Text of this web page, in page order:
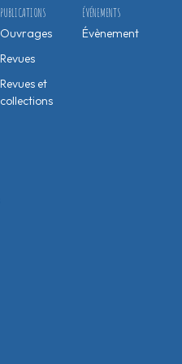
ÉVÉNEMENTS
Évènement
PUBLICATIONS
Ouvrages
Revues
Revues et
collections